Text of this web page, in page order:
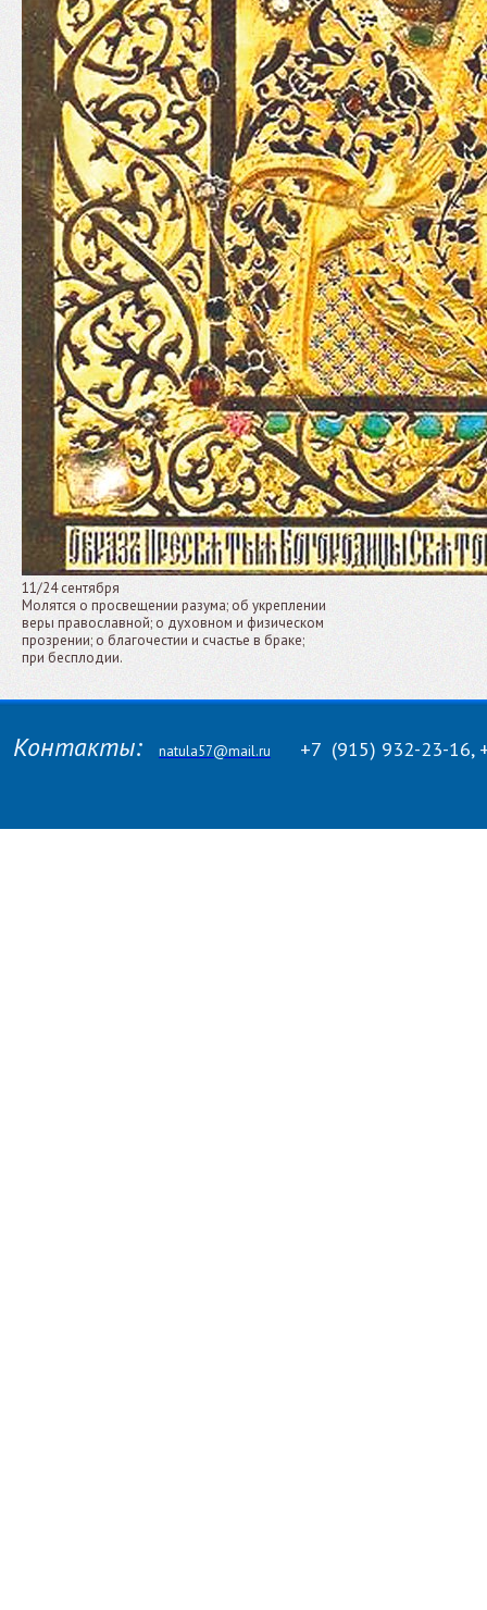
11/24 сентября
Молятся о просвещении разума; об укреплении
веры православной; о духовном и физическом
прозрении; о благочестии и счастье в браке;
при бесплодии.
Контакты: natula57@mail.ru +7 (915) 932-23-16,